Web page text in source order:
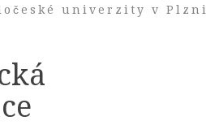
univerzity v Plzni